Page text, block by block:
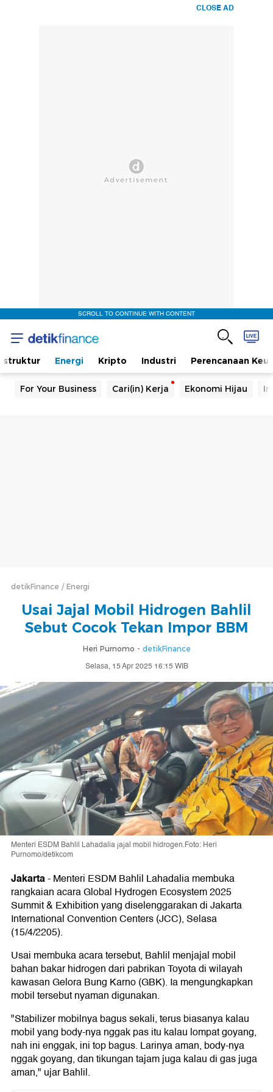
CLOSE AD
SCROLL TO CONTINUE WITH CONTENT
Energi Kripto Industri Perencanaan
For Your Business Cari(in) Kerja Ekonomi Hijau
detikFinance Energi
Usai Jajal Mobil Hidrogen Bahlil
Sebut Cocok Tekan Impor BBM
Heri Purnomo - detikFinance
Selasa, 15 Apr 2025 16:15 WIB
Menteri ESDM Bahlil Lahadalia jajal mobil hidrogen.Foto: Heri
Purnomo/detikcom
Jakarta-Menteri ESDM Bahlil Lahadalia membuka
rangkaian acara Global Hydrogen Ecosystem 2025
Summit & Exhibition yang diselenggarakan di Jakarta
International Convention Centers (JCC), Selasa
(15/4/2205).
Usai membuka acara tersebut, Bahlil menjajal mobil
bahan bakar hidrogen dari pabrikan Toyota di wilayah
kawasan Gelora Bung Karno (GBK). Ia mengungkapkan
mobil tersebut nyaman digunakan.
"Stabilizer mobilnya bagus sekali, terus biasanya kalau
mobil yang body-nya nggak pas itu kalau lompat goyang,
nah ini enggak, ini top bagus. Larinya aman, body-nya
nggak goyang, dan tikungan tajam juga kalau di gas juga
aman," ujar Bahlil.